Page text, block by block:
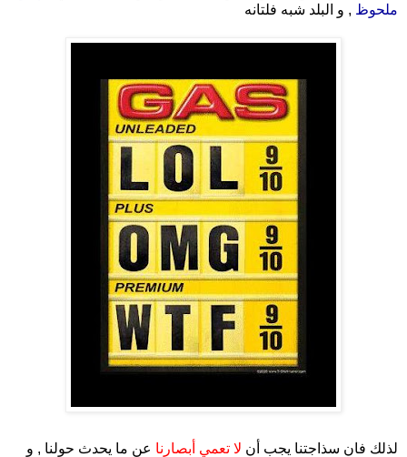
ملحوظ , و البلد شبه فلتانه
لذلك فان سذاجتنا يجب أن لا تعمي أبصارنا عن ما يحدث حولنا , و